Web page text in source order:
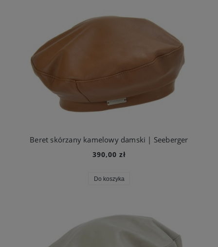
Beret skórzany kamelowy damski | Seeberger
390,00 zł
Do koszyka